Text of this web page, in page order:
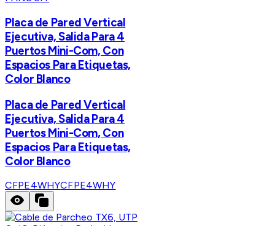
Placa de Pared Vertical
Ejecutiva, Salida Para 4
Puertos Mini-Com, Con
Espacios Para Etiquetas,
Color Blanco
Placa de Pared Vertical
Ejecutiva, Salida Para 4
Puertos Mini-Com, Con
Espacios Para Etiquetas,
Color Blanco
CFPE4WHYCFPE4WHY